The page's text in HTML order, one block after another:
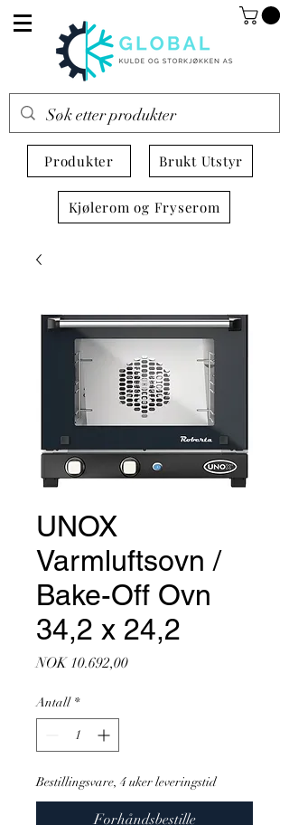
Produkter Brukt Utstyr
Kjølerom og Fryserom
UNOX
Varmluftsovn /
Bake-Off Ovn
34,2 x 24,2
NOK 10.692,00Pris
Antall *
Bestillingsvare, 4 uker leveringstid
Forhåndsbestille